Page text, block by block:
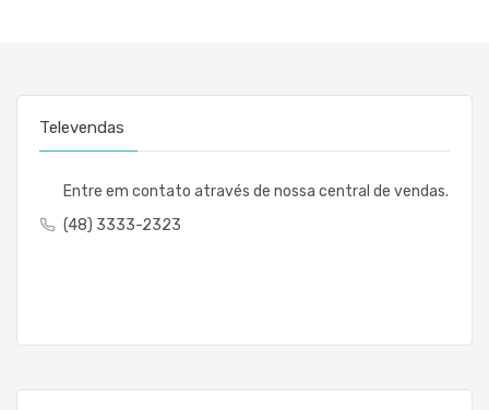
Televendas
Entre em contato através de nossa central de vendas.
(48) 3333-2323